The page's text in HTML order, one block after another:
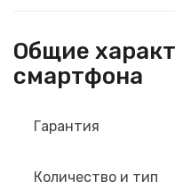
Общие
смартфона
Гарантия
Количество и тип